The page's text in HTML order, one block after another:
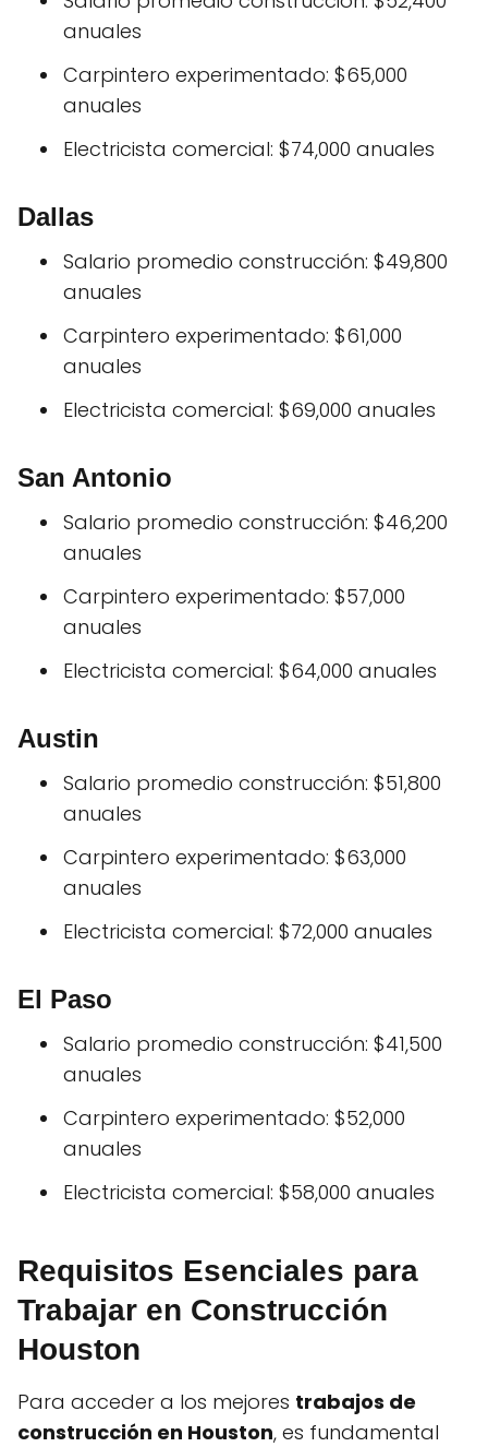
anuales
Carpintero experimentado: $65,000
anuales
Electricista comercial: $74,000 anuales
Dallas
Salario promedio construcción: $49,800
anuales
Carpintero experimentado: $61,000
anuales
Electricista comercial: $69,000 anuales
San Antonio
Salario promedio construcción: $46,200
anuales
Carpintero experimentado: $57,000
anuales
Electricista comercial: $64,000 anuales
Austin
Salario promedio construcción: $51,800
anuales
Carpintero experimentado: $63,000
anuales
Electricista comercial: $72,000 anuales
El Paso
Salario promedio construcción: $41,500
anuales
Carpintero experimentado: $52,000
anuales
Electricista comercial: $58,000 anuales
Requisitos Esenciales para
Trabajar en Construcción
Houston
Para acceder a los mejores trabajos de
construcción en Houston, es fundamental